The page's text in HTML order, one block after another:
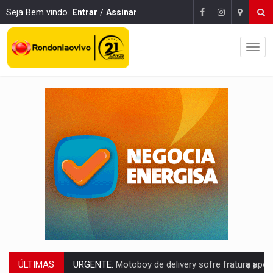
Seja Bem vindo. Entrar / Assinar
ÚLTIMAS ELEIÇÕES 2026:Ulisses Guimarães e as nuvens no céu de Rondônia –